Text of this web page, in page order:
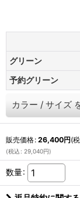
グリーン
予約グリーン
カラー / サイズ
販売価格: 26,400円(
(税込 : 29,040円)
数量: